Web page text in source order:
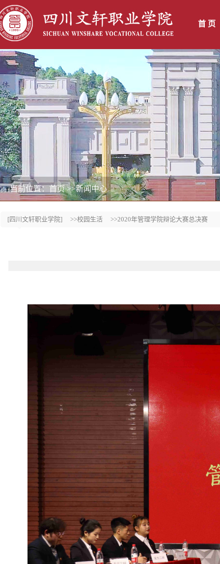
[四川文轩职业学院] >>校园生活 >>2020年管理学院辩论大赛总决赛
当前位置：首页>>新闻中心
首 页